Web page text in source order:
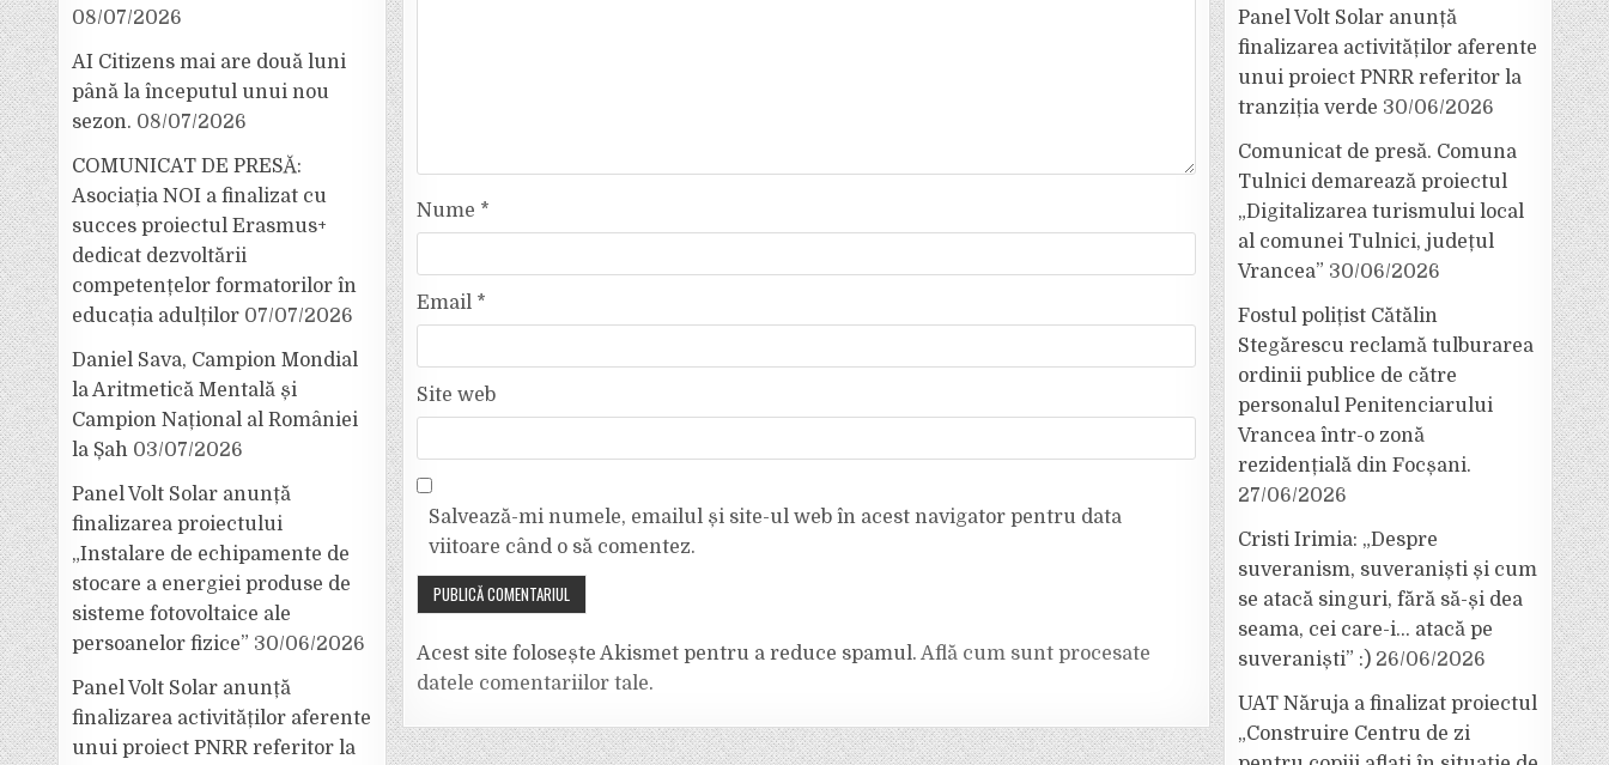
Nume *
Email *
Site web
Salvează-mi numele, emailul și site-ul web în acest navigator pentru data
viitoare când o să comentez.
Acest site folosește Akismet pentru a reduce spamul. Află cum sunt procesate
datele comentariilor tale.
08/07/2026
AI Citizens mai are două luni
până la începutul unui nou
sezon. 08/07/2026
COMUNICAT DE PRESĂ:
Asociația NOI a finalizat cu
succes proiectul Erasmus+
dedicat dezvoltării
competențelor formatorilor în
educația adulților 07/07/2026
Daniel Sava, Campion Mondial
la Aritmetică Mentală și
Campion Național al României
la Șah 03/07/2026
Panel Volt Solar anunță
finalizarea proiectului
„Instalare de echipamente de
stocare a energiei produse de
sisteme fotovoltaice ale
persoanelor fizice” 30/06/2026
Panel Volt Solar anunță
finalizarea activităților aferente
unui proiect PNRR referitor la
Panel Volt Solar anunță
finalizarea activităților aferente
unui proiect PNRR referitor la
tranziția verde 30/06/2026
Comunicat de presă. Comuna
Tulnici demarează proiectul
„Digitalizarea turismului local
al comunei Tulnici, județul
Vrancea” 30/06/2026
Fostul polițist Cătălin
Stegărescu reclamă tulburarea
ordinii publice de către
personalul Penitenciarului
Vrancea într-o zonă
rezidențială din Focșani.
27/06/2026
Cristi Irimia: „Despre
suveranism, suveraniști și cum
se atacă singuri, fără să-și dea
seama, cei care-i… atacă pe
suveraniști” :) 26/06/2026
UAT Năruja a finalizat proiectul
„Construire Centru de zi